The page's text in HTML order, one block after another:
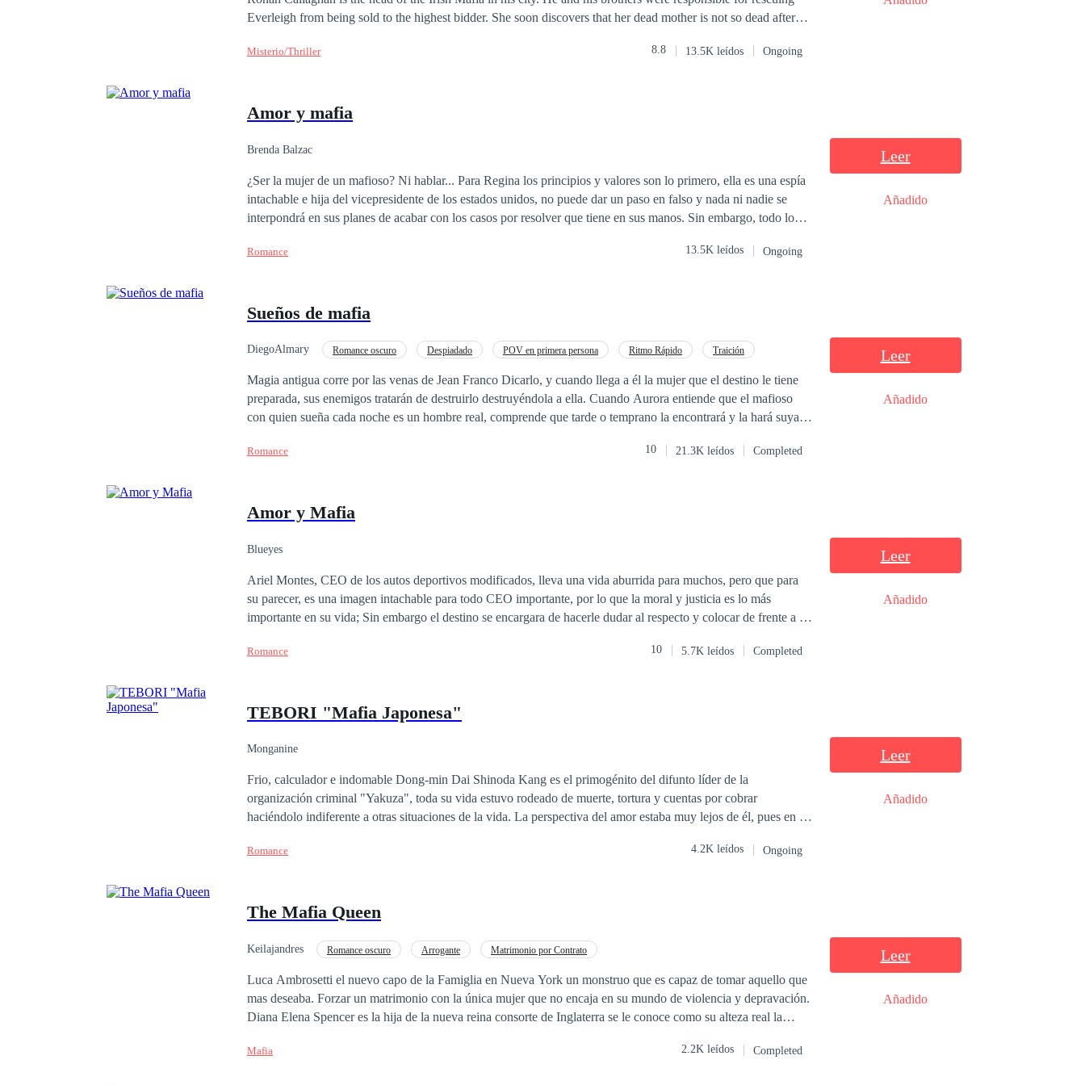
Everleigh from being sold to the highest bidder. She soon discovers that her dead mother is not so dead afterall
Misterio/Thriller 8.8 13.5K leídos Ongoing
Amor y mafia
Brenda Balzac
¿Ser la mujer de un mafioso? Ni hablar... Para Regina los principios y valores son lo primero, ella es una espía
intachable e hija del vicepresidente de los estados unidos, no puede dar un paso en falso y nada ni nadie se
interpondrá en sus planes de acabar con los casos por resolver que tiene en sus manos. Sin embargo, todo lo
sombras es un traficante de armas muy sagaz y escurridizo, con sus encantos y su oscuro secreto la hará
Romance 13.5K leídos Ongoing
Leer
Añadido
Sueños de mafia
DiegoAlmary Romance oscuro Despiadado POV en primera persona Ritmo Rápido
Traición
Magia antigua corre por las venas de Jean Franco Dicarlo, y cuando llega a él la mujer que el destino le tiene
preparada, sus enemigos tratarán de destruirlo destruyéndola a ella. Cuando Aurora entiende que el mafioso
con quien sueña cada noche es un hombre real, comprende que tarde o temprano la encontrará y la hará suya
hombre que la visita en la oscuridad y mientras la magia diluye las fronteras que los separan, las mafias se
mundo, el Rey Rojo.
Romance 10 21.3K leídos Completed
Leer
Añadido
Amor y Mafia
Blueyes
Ariel Montes, CEO de los autos deportivos modificados, lleva una vida aburrida para muchos, pero que para
su parecer, es una imagen intachable para todo CEO importante, por lo que la moral y justicia es lo más
importante en su vida; Sin embargo el destino se encargara de hacerle dudar al respecto y colocar de frente a la
Rubí Echeverría, es su nombre, mujer independiente que pertenece a la mafia, que tras un encuentro escrito por
se ama! ¿Serán capaces de afrontar las consecuencias? ¿Sera capaz el amor de vencer un cáncer de la
romance.
Romance 10 5.7K leídos Completed
Leer
Añadido
TEBORI "Mafia Japonesa"
Monganine
Frio, calculador e indomable Dong-min Dai Shinoda Kang es el primogénito del difunto líder de la
organización criminal "Yakuza", toda su vida estuvo rodeado de muerte, tortura y cuentas por cobrar
haciéndolo indiferente a otras situaciones de la vida. La perspectiva del amor estaba muy lejos de él, pues en su
quien le mostrará un poco de luz a través de su mundo oscuro.
Romance 4.2K leídos Ongoing
Leer
Añadido
The Mafia Queen
Keilajandres Romance oscuro Arrogante Matrimonio por Contrato
Luca Ambrosetti el nuevo capo de la Famiglia en Nueva York un monstruo que es capaz de tomar aquello que
mas deseaba. Forzar un matrimonio con la única mujer que no encaja en su mundo de violencia y depravación.
Diana Elena Spencer es la hija de la nueva reina consorte de Inglaterra se le conoce como su alteza real la
nadie sabia era que su padrastro un ser despiadado era también un capo de la mafia en Inglaterra y un enemigo
Mafia 2.2K leídos Completed
Leer
Añadido